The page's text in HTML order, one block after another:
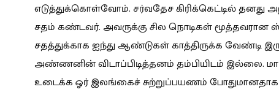
எடுத்துக்கொள்வோம். சர்வதேச கிரிக்கெட்டில் தனது
சதம் கண்டவர். அவருக்கு சில நொடிகள் மூத்தவரான
சதத்துக்காக ஐந்து ஆண்டுகள் காத்திருக்க வேண்டி
அண்ணனின் விடாப்பிடித்தனம் தம்பியிடம் இல்லை.
உடைக்க ஓர் இலங்கைச் சுற்றுப்பயணம் போதுமானதாக